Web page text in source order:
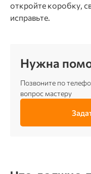
откройте коробку,
исправьте.
Нужна
Позвоните по
вопрос мастеру